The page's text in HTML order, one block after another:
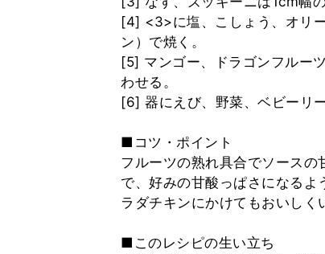
[4] <3>に塩、こしょう、オリ
ン）で焼く。
[5] マンゴー、ドラゴンフルー
わせる。
[6] 器にえび、野菜、ベビーリ
■コツ・ポイント
フルーツの熟れ具合でソース
で、好みの甘酸っぱさになる
ラダチキンにかけてもおいしく
■このレシピの生い立ち